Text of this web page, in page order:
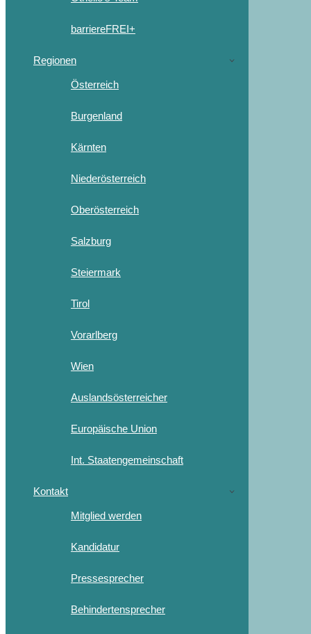
barriereFREI+
Regionen
Österreich
Burgenland
Kärnten
Niederösterreich
Oberösterreich
Salzburg
Steiermark
Tirol
Vorarlberg
Wien
Auslandsösterreicher
Europäische Union
Int. Staatengemeinschaft
Kontakt
Mitglied werden
Kandidatur
Pressesprecher
Behindertensprecher